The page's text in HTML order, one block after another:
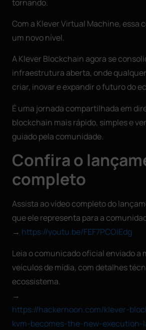
tornando.
Com a Klever Virtual Machine, essa
um novo nível.
A Klever Blockchain agora se
infraestrutura aberta, onde
criar, inovar e expandir o futuro do
É uma jornada compartilhada em
blockchain mais rápido, simples e
guiado pela comunidade.
Confira o
completo
Assista ao vídeo completo do
que ele representa para a
→ https://youtu.be/FEF7PCOIEdg
Leia o comunicado oficial enviado a
veículos de mídia, com detalhes
ecossistema.
→
https://hackernoon.com/klever-
kvm-becomes-the-new-